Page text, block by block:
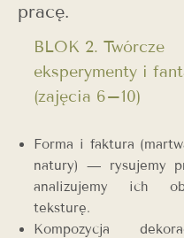
pracę.
​BLOK 2. Twórcze
eksperymenty i
(zajęcia 6–10)
Forma i faktura
natury) — rysujemy
analizujemy ich
teksturę.
Kompozycja